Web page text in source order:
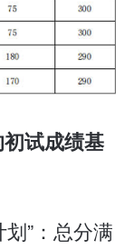
试成绩基
”：总分满